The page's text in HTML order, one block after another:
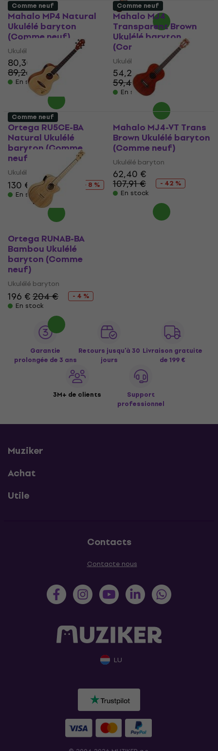
Mahalo MP4 Natural
Ukulélé baryton
(Comme neuf)
Ukulélé baryton
80,30 €
89,26 €
- 10 %
En stock
Mahalo MJ4
Transparent Brown
Ukulélé baryton
(Comme neuf)
Ukulélé baryton
54,20 €
59,40 €
- 9 %
En stock
Comme neuf
Ortega RU5CE-BA
Natural Ukulélé
baryton (Comme
neuf)
Ukulélé baryton
130 €140,58 €
- 8 %
En stock
Comme neuf
Mahalo MJ4-VT Trans
Brown Ukulélé baryton
(Comme neuf)
Ukulélé baryton
62,40 €
107,91 €
- 42 %
En stock
Comme neuf
Ortega RUNAB-BA
Bambou Ukulélé
baryton (Comme
neuf)
Ukulélé baryton
196 €204 €
- 4 %
En stock
Garantie
prolongée de 3 ans
Retours jusqu’à 30
jours
Livraison gratuite
de 199 €
3M+ de clients
Support
professionnel
Muziker
Achat
Utile
Contacts
Contacte nous
LU